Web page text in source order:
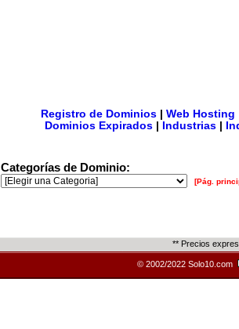
Registro de Dominios| Web Hosting
Dominios Expirados
Industrias
Categorías de Dominio:
[Pág.
** Precios
© 2002/2022 Solo10.com